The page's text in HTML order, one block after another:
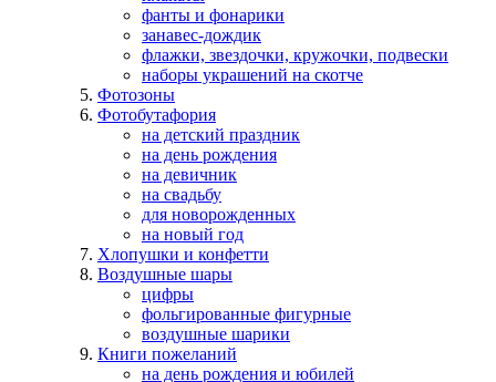
фанты и фонарики
занавес-дождик
флажки, звездочки, кружочки, подвески
наборы украшений на скотче
Фотозоны
Фотобутафория
на детский праздник
на день рождения
на девичник
на свадьбу
для новорожденных
на новый год
Хлопушки и конфетти
Воздушные шары
цифры
фольгированные фигурные
воздушные шарики
Книги пожеланий
на день рождения и юбилей